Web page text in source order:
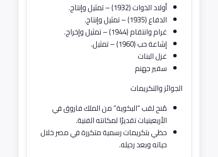
أولاد الذوات (1932) – تمثيل وإنتاج.
الدفاع (1935) – تمثيل وإنتاج.
غرام وانتقام (1944) – تمثيل وإخراج.
إشاعة حب (1960) – تمثيل.
غزل البنات
سفير جهنم
الجوائز والتكريمات
مُنح لقب “البكوية” من الملك فاروق في
الأربعينيات تقديرًا لمكانته الفنية.
حظي بتكريمات رسمية متكررة في مصر خلال
حياته وبعد رحيله.